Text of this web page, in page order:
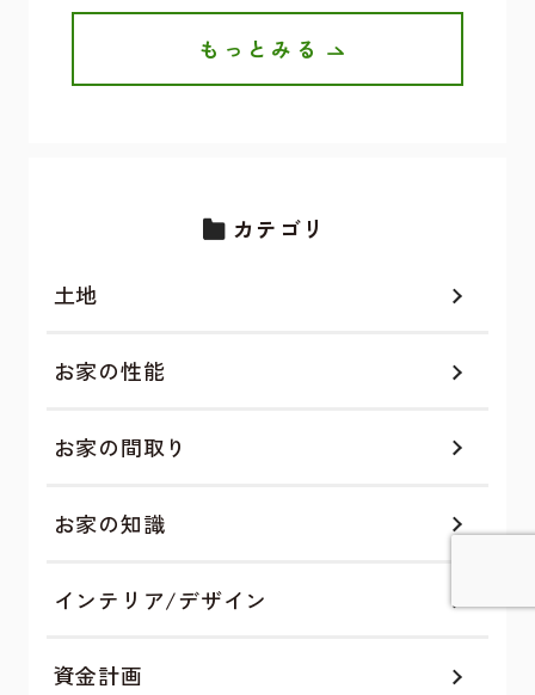
もっとみる
カテゴリ
土地
お家の性能
お家の間取り
お家の知識
インテリア/デザイン
資金計画